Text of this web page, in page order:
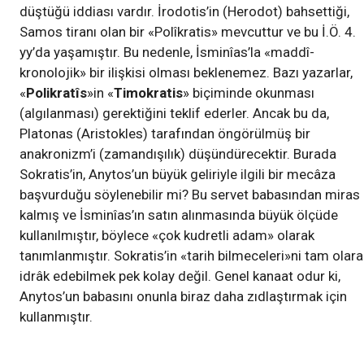
düştüğü iddiası vardır. İrodotis’in (Herodot) bahsettiği,
Samos tiranı olan bir «Polîkratis» mevcuttur ve bu İ.Ö. 4.
yy’da yaşamıştır. Bu nedenle, İsminîas’la «maddî-
kronolojik» bir ilişkisi olması beklenemez. Bazı yazarlar,
«Polikratîs»in «Timokratis» biçiminde okunması
(algılanması) gerektiğini teklif ederler. Ancak bu da,
Platonas (Aristokles) tarafından öngörülmüş bir
anakronizm’i (zamandışılık) düşündürecektir. Burada
Sokratis’in, Anytos’un büyük geliriyle ilgili bir mecâza
başvurduğu söylenebilir mi? Bu servet babasından miras
kalmış ve İsminîas’ın satın alınmasında büyük ölçüde
kullanılmıştır, böylece «çok kudretli adam» olarak
tanımlanmıştır. Sokratis’in «tarih bilmeceleri»ni tam
idrâk edebilmek pek kolay değil. Genel kanaat odur ki,
Anytos’un babasını onunla biraz daha zıdlaştırmak için
kullanmıştır.